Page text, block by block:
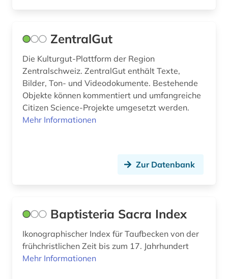
deutscher alpenverein (1)
deutsches museum von meisterwerken der
naturwissenschaft und technik (1)
deutsches reich (1)
deutschland (31)
deutschland (bundesrepublik) (2)
deutschland (ddr) (7)
dialekt (1)
ZentralGut
Die Kulturgut-Plattform der Region
Zentralschweiz. ZentralGut enthält Texte,
Bilder, Ton- und Videodokumente. Bestehende
Objekte können kommentiert und umfangreiche
Citizen Science-Projekte umgesetzt werden.
Mehr Informationen
Zur Datenbank
Baptisteria Sacra Index
Ikonographischer Index für Taufbecken von der
frühchristlichen Zeit bis zum 17. Jahrhundert
Mehr Informationen